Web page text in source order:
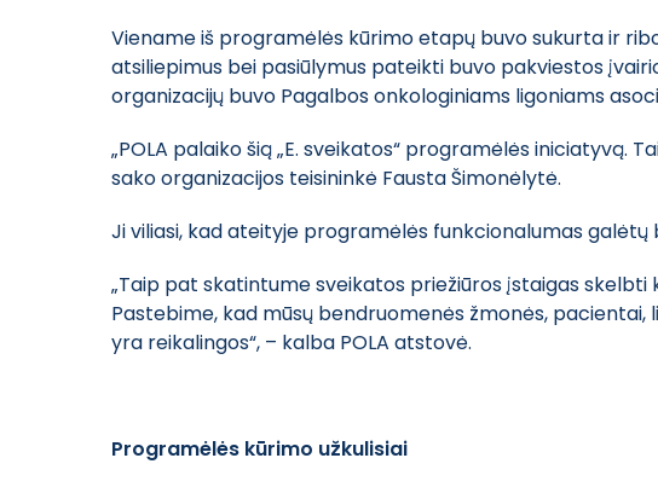
Viename iš programėlės kūrimo etapų buvo sukurta ir
atsiliepimus bei pasiūlymus pateikti buvo pakviestos
organizacijų buvo Pagalbos onkologiniams ligoniams
„POLA palaiko šią „E. sveikatos“ programėlės
sako organizacijos teisininkė Fausta Šimonėlytė.
Ji viliasi, kad ateityje programėlės funkcionalumas
„Taip pat skatintume sveikatos priežiūros įstaigas
Pastebime, kad mūsų bendruomenės žmonės,
yra reikalingos“, – kalba POLA atstovė.
Programėlės kūrimo užkulisiai